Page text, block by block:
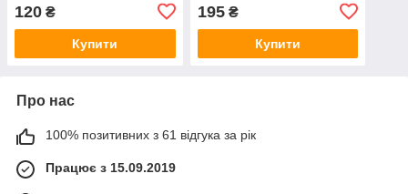
120 ₴
Купити
Brightening Collagen Mask
38 г
195₴
Купити
Про нас
100% позитивних з 61 відгука за рік
Працює з 15.09.2019